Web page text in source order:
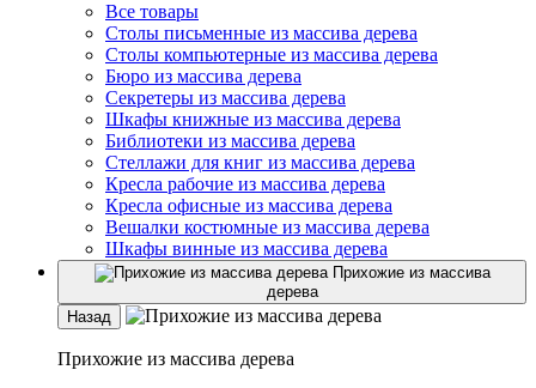
Все товары
Столы письменные из массива дерева
Столы компьютерные из массива дерева
Бюро из массива дерева
Секретеры из массива дерева
Шкафы книжные из массива дерева
Библиотеки из массива дерева
Стеллажи для книг из массива дерева
Кресла рабочие из массива дерева
Кресла офисные из массива дерева
Вешалки костюмные из массива дерева
Шкафы винные из массива дерева
Прихожие из массива
дерева
Назад
Прихожие из массива дерева